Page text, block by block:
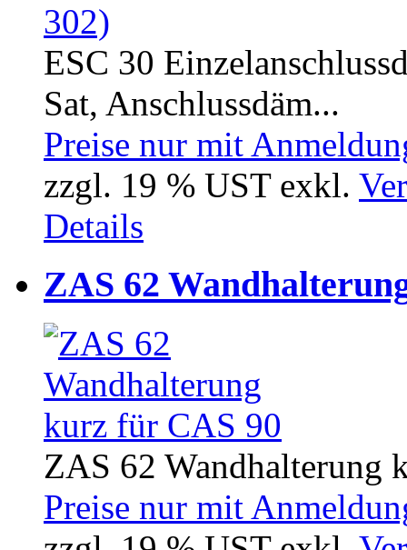
ESC 30
Sat, Anschlussdäm...
Preise nur mit
zzgl. 19 % UST exkl.
Details
ZAS 62
ZAS 62 Wandhalterung
Preise nur mit